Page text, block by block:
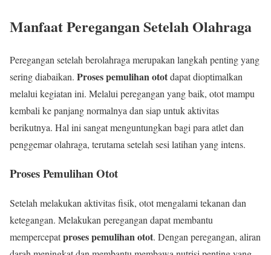
Manfaat Peregangan Setelah Olahraga
Peregangan setelah berolahraga merupakan langkah penting yang
sering diabaikan. Proses pemulihan ototdapat dioptimalkan
melalui kegiatan ini. Melalui peregangan yang baik, otot mampu
kembali ke panjang normalnya dan siap untuk aktivitas
berikutnya. Hal ini sangat menguntungkan bagi para atlet dan
penggemar olahraga, terutama setelah sesi latihan yang intens.
Proses Pemulihan Otot
Setelah melakukan aktivitas fisik, otot mengalami tekanan dan
ketegangan. Melakukan peregangan dapat membantu
mempercepatproses pemulihan otot. Dengan peregangan, aliran